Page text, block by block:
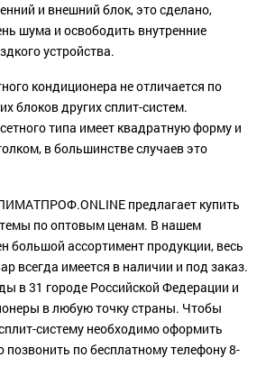
и внешний блок, это сделано,
шума и освободить внутренние
устройства.
кондиционера не отличается по
блоков других сплит-систем.
типа имеет квадратную форму и
в большинстве случаев это
предлагает купить
по оптовым ценам. В нашем
большой ассортимент продукции, весь
всегда имеется в наличии и под заказ.
в 31 городе Российской Федерации и
в любую точку страны. Чтобы
систему необходимо оформить
позвонить по бесплатному телефону 8-